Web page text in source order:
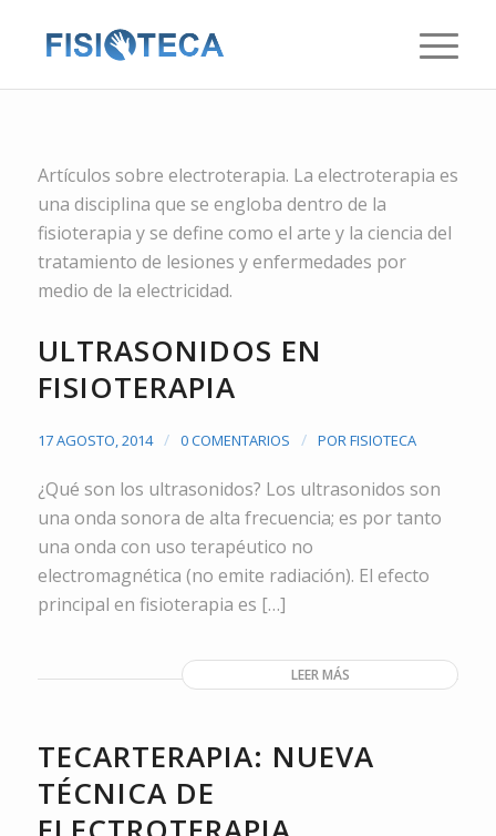
Artículos sobre electroterapia. La electroterapia es
una disciplina que se engloba dentro de la
fisioterapia y se define como el arte y la ciencia del
tratamiento de lesiones y enfermedades por
medio de la electricidad.
ULTRASONIDOS EN
FISIOTERAPIA
17 AGOSTO, 2014 / 0 COMENTARIOS / POR FISIOTECA
¿Qué son los ultrasonidos? Los ultrasonidos son
una onda sonora de alta frecuencia; es por tanto
una onda con uso terapéutico no
electromagnética (no emite radiación). El efecto
principal en fisioterapia es […]
LEER MÁS
TECARTERAPIA: NUEVA
TÉCNICA DE